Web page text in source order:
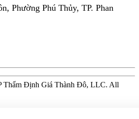
Phường Phú Thủy, TP. Phan
Thẩm Định Giá Thành Đô, LLC. All